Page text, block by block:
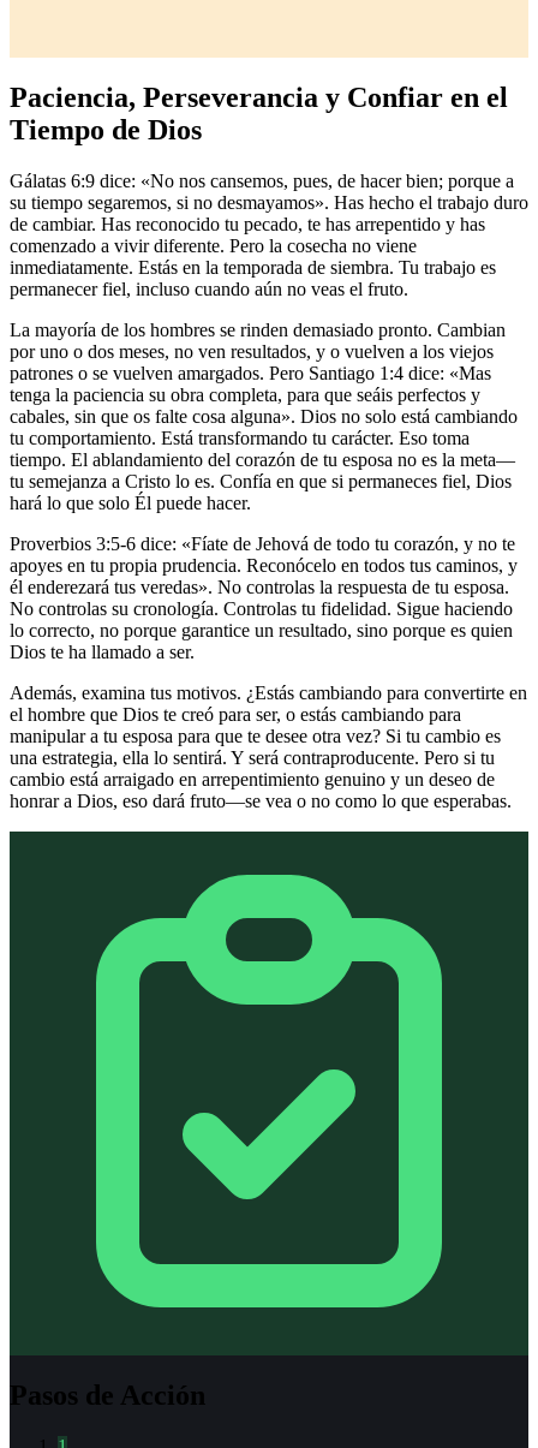
Paciencia, Perseverancia y Confiar en el
Tiempo de Dios
Gálatas 6:9 dice: «No nos cansemos, pues, de hacer bien; porque a
su tiempo segaremos, si no desmayamos». Has hecho el trabajo duro
de cambiar. Has reconocido tu pecado, te has arrepentido y has
comenzado a vivir diferente. Pero la cosecha no viene
inmediatamente. Estás en la temporada de siembra. Tu trabajo es
permanecer fiel, incluso cuando aún no veas el fruto.
La mayoría de los hombres se rinden demasiado pronto. Cambian
por uno o dos meses, no ven resultados, y o vuelven a los viejos
patrones o se vuelven amargados. Pero Santiago 1:4 dice: «Mas
tenga la paciencia su obra completa, para que seáis perfectos y
cabales, sin que os falte cosa alguna». Dios no solo está cambiando
tu comportamiento. Está transformando tu carácter. Eso toma
tiempo. El ablandamiento del corazón de tu esposa no es la meta—
tu semejanza a Cristo lo es. Confía en que si permaneces fiel, Dios
hará lo que solo Él puede hacer.
Proverbios 3:5-6 dice: «Fíate de Jehová de todo tu corazón, y no te
apoyes en tu propia prudencia. Reconócelo en todos tus caminos, y
él enderezará tus veredas». No controlas la respuesta de tu esposa.
No controlas su cronología. Controlas tu fidelidad. Sigue haciendo
lo correcto, no porque garantice un resultado, sino porque es quien
Dios te ha llamado a ser.
Además, examina tus motivos. ¿Estás cambiando para convertirte en
el hombre que Dios te creó para ser, o estás cambiando para
manipular a tu esposa para que te desee otra vez? Si tu cambio es
una estrategia, ella lo sentirá. Y será contraproducente. Pero si tu
cambio está arraigado en arrepentimiento genuino y un deseo de
honrar a Dios, eso dará fruto—se vea o no como lo que esperabas.
Pasos de Acción